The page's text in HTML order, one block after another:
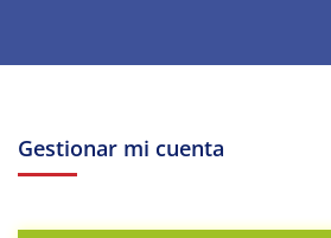
Gestionar mi cuenta